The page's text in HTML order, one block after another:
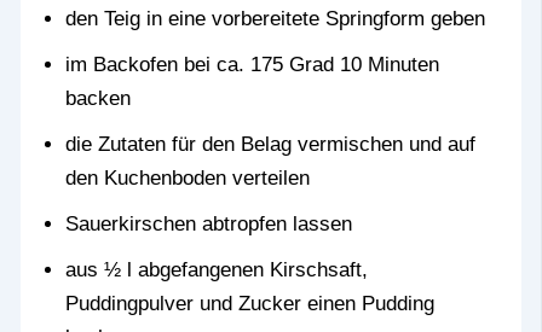
den Teig in eine vorbereitete Springform geben
im Backofen bei ca. 175 Grad 10 Minuten
backen
die Zutaten für den Belag vermischen und auf
den Kuchenboden verteilen
Sauerkirschen abtropfen lassen
aus ½ l abgefangenen Kirschsaft,
Puddingpulver und Zucker einen Pudding